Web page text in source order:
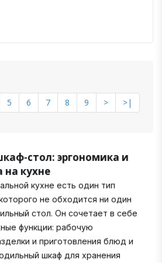
5 6 7 8 9 > >|
стол: эргономика и
на кухне
кухне есть один тип
не обходится ни один
стол. Он сочетает в себе
функции: рабочую
и приготовления блюд и
шкаф для хранения